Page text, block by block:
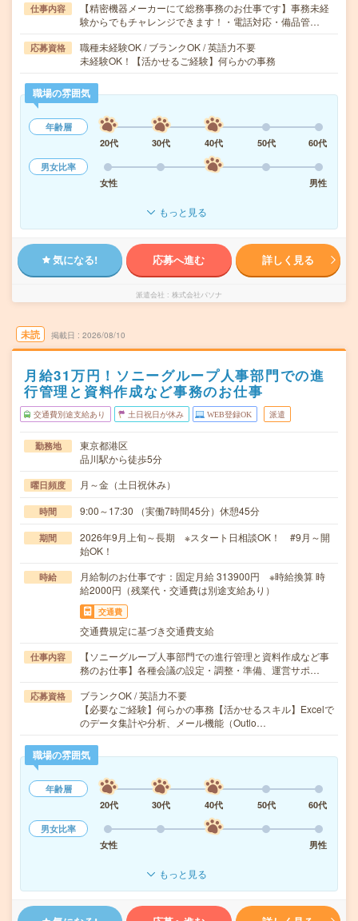
仕事内容
【精密機器メーカーにて総務事務のお仕事です】事務未経
験からでもチャレンジできます！・電話対応・備品管…
応募資格
職種未経験OK / ブランクOK / 英語力不要
未経験OK！【活かせるご経験】何らかの事務
職場の雰囲気
年齢層
20代
30代 40代 50代
60代
男女比率
女性
男性
もっと見る
気になる! 応募へ進む 詳しく見る
派遣会社 株式会社パソナ
未読 掲載日 2026/08/10
月給31万円！ソニーグループ人事部門での進
行管理と資料作成など事務のお仕事
交通費別途支給あり 土日祝日が休み WEB登録OK 派遣
勤務地
東京都港区
品川駅から徒歩5分
曜日頻度 月～金（土日祝休み）
時間 9:00～17:30 （実働7時間45分）休憩45分
期間
2026年9月上旬～長期 ※スタート日相談OK！ #9月～開
始OK！
時給
月給制のお仕事です：固定月給 313900円 ※時給換算 時
給2000円（残業代・交通費は別途支給あり）
交通費
交通費規定に基づき交通費支給
仕事内容
【ソニーグループ人事部門での進行管理と資料作成など事
務のお仕事】各種会議の設定・調整・準備、運営サポ…
応募資格
ブランクOK / 英語力不要
【必要なご経験】何らかの事務【活かせるスキル】Excelで
のデータ集計や分析、メール機能（Outlo…
職場の雰囲気
年齢層
20代
30代 40代 50代
60代
男女比率
女性
男性
もっと見る